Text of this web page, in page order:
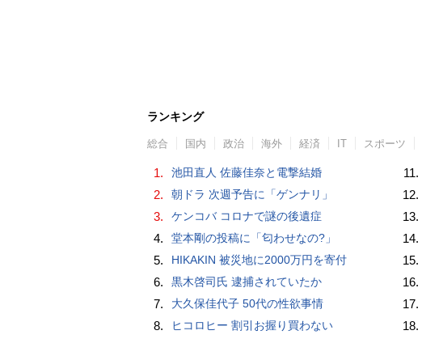
ランキング
総合 国内 政治 海外 経済 IT スポーツ
1. 池田直人 佐藤佳奈と電撃結婚
2. 朝ドラ 次週予告に「ゲンナリ」
3. ケンコバ コロナで謎の後遺症
4. 堂本剛の投稿に「匂わせなの?」
5. HIKAKIN 被災地に2000万円を寄付
6. 黒木啓司氏 逮捕されていたか
7. 大久保佳代子 50代の性欲事情
8. ヒコロヒー 割引お握り買わない
11.
12.
13.
14.
15.
16.
17.
18.